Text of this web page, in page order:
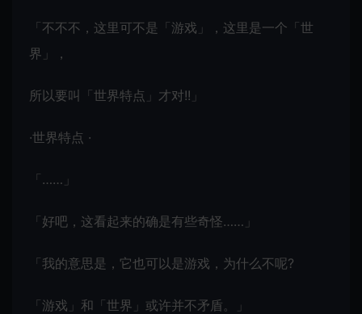
「不不不，这里可不是「游戏」，这里是一个「世
界」，
所以要叫「世界特点」才对!!」
·世界特点 ·
「……」
「好吧，这看起来的确是有些奇怪……」
「我的意思是，它也可以是游戏，为什么不呢?
「游戏」和「世界」或许并不矛盾。」